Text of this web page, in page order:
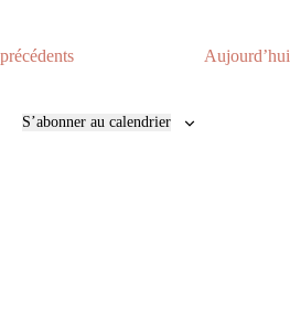
É
précédents Aujourd’hui
S’abonner au calendrier